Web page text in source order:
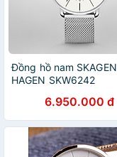
Đồng hồ nam SKAGEN
HAGEN SKW6242
6.950.000 đ